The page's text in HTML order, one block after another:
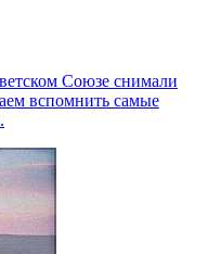
Союзе снимали
вспомнить самые